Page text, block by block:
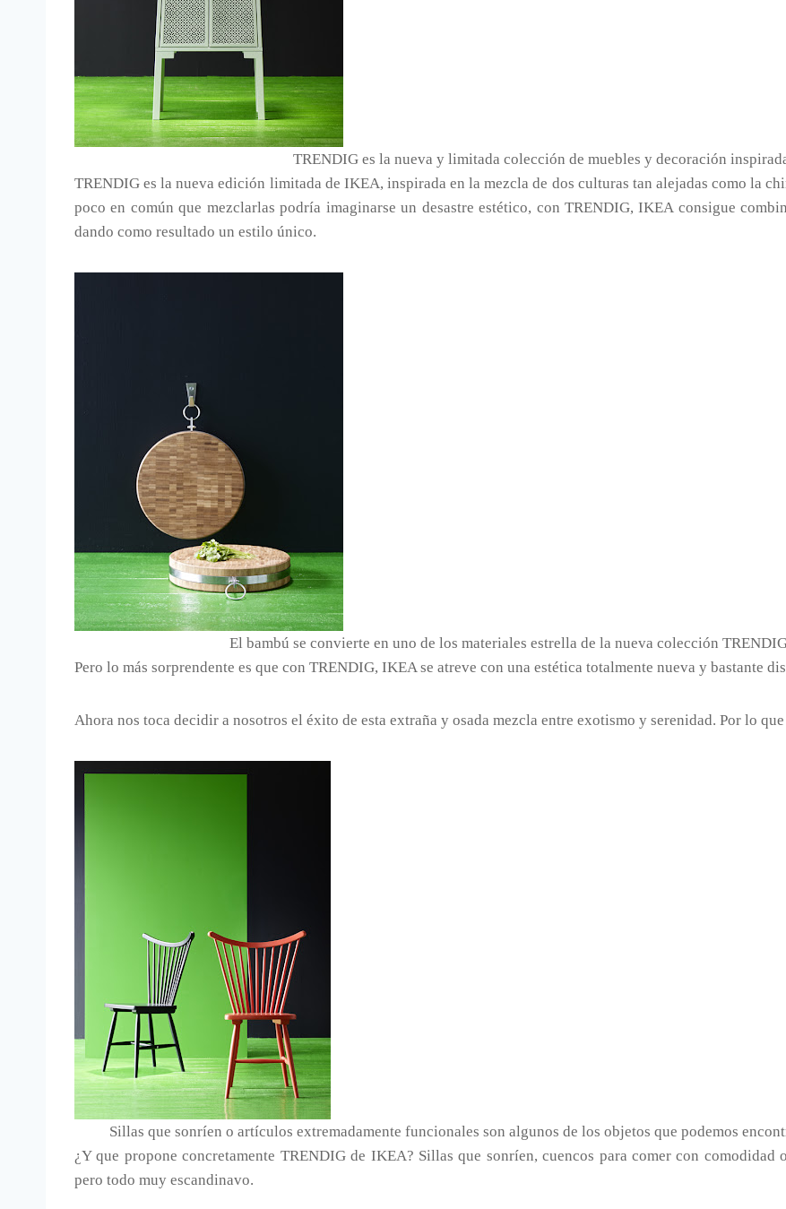
TRENDIG es la nueva y limitada colección de muebles y decoración
TRENDIG es la nueva edición limitada de IKEA, inspirada en la mezcla de dos culturas tan alejadas como la
poco en común que mezclarlas podría imaginarse un desastre estético, con TRENDIG, IKEA consigue
dando como resultado un estilo único.
El bambú se convierte en uno de los materiales estrella de la nueva colección
Pero lo más sorprendente es que con TRENDIG, IKEA se atreve con una estética totalmente nueva y bastante
Ahora nos toca decidir a nosotros el éxito de esta extraña y osada mezcla entre exotismo y serenidad. Por lo
Sillas que sonríen o artículos extremadamente funcionales son algunos de los objetos que podemos
¿Y que propone concretamente TRENDIG de IKEA? Sillas que sonríen, cuencos para comer con
pero todo muy escandinavo.